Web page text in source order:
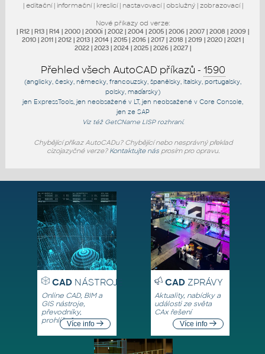
| editační| informační| kreslicí| nastavovací| obslužný| zobrazovací|
Nové příkazy od verze:
| R12 | R13 | R14 | 2000 | 2000i | 2002 | 2004 | 2005 | 2006 | 2007 | 2008 | 2009 |
2010 | 2011 | 2012 | 2013 | 2014 | 2015 | 2016 | 2017 | 2018 | 2019 | 2020 | 2021 |
2022 | 2023 | 2024 | 2025 | 2026 | 2027 |
Přehled všech AutoCAD příkazů - 1590
(anglicky, česky, německy, francouzsky, španělsky, italsky, portugalsky,
polsky, maďarsky)
jen ExpressTools , jen neobsažené v LT, jen neobsažené v Core Console
jen ze SAP
Viz též GetCNameLISP rozhraní.
Chybějící příkaz AutoCADu? Chybějící nebo nesprávný překlad
cizojazyčné verze? Kontaktujte násprosím pro opravu.
CADNÁSTROJE
Online CAD, BIM a
GIS nástroje,
převodníky,
prohlížečeVíce info
CADZPRÁVY
Aktuality, nabídky a
události ze světa
CAx řešení
Více info